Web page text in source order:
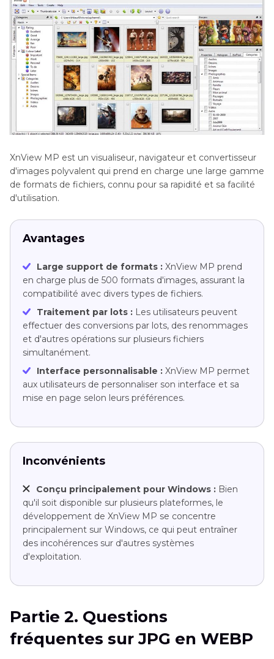
XnView MP est un visualiseur, navigateur et convertisseur
d'images polyvalent qui prend en charge une large gamme
de formats de fichiers, connu pour sa rapidité et sa facilité
d'utilisation.
Avantages
Large support de formats : XnView MP prend
en charge plus de 500 formats d'images, assurant la
compatibilité avec divers types de fichiers.
Traitement par lots : Les utilisateurs peuvent
effectuer des conversions par lots, des renommages
et d'autres opérations sur plusieurs fichiers
simultanément.
Interface personnalisable : XnView MP permet
aux utilisateurs de personnaliser son interface et sa
mise en page selon leurs préférences.
Inconvénients
Conçu principalement pour Windows : Bien
qu'il soit disponible sur plusieurs plateformes, le
développement de XnView MP se concentre
principalement sur Windows, ce qui peut entraîner
des incohérences sur d'autres systèmes
d'exploitation.
Partie 2. Questions
fréquentes sur JPG en WEBP